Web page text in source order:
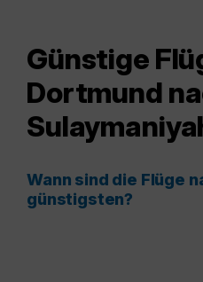
Günstige
Dortmund
Wann sind die Flüge
günstigsten?